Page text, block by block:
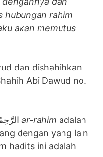
hubungan rahim
akan memutus
dan dishahihkan
Abi Dawud no.
ar-rahim adalah
dengan yang lain
hadits ini adalah